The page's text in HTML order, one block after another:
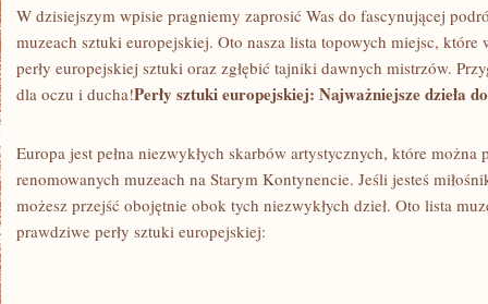
EUROPEJSKIEJ:
MUZEA
DO
ODWIEDZENIA!
W dzisiejszym wpisie pragniemy‌ zaprosić Was ⁢do fascynującej
muzeach sztuki europejskiej. ⁤Oto nasza lista topowych miejsc,
perły europejskiej sztuki oraz ‌zgłębić tajniki dawnych ⁣mistrzów.⁤
dla oczu ‌i ducha!Perły sztuki⁣ europejskiej: Najważniejsze ⁣dzieła
Europa ⁣jest pełna niezwykłych skarbów artystycznych, które
renomowanych ‍muzeach na Starym Kontynencie. Jeśli jesteś⁣
możesz przejść obojętnie obok tych niezwykłych dzieł. Oto lista
prawdziwe perły sztuki europejskiej: